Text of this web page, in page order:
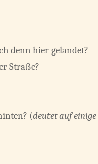
denn hier gelandet?
Straße?
(deutet auf einige